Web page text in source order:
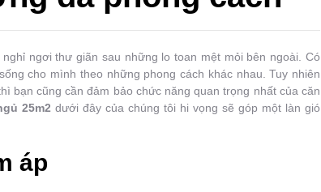
ngơi thư giãn sau những lo toan mệt mỏi bên ngoài. Có
cho mình theo những phong cách khác nhau. Tuy nhiên
bạn cũng cần đảm bảo chức năng quan trọng nhất của căn
25m2 dưới đây của chúng tôi hi vọng sẽ góp một làn gió
áp